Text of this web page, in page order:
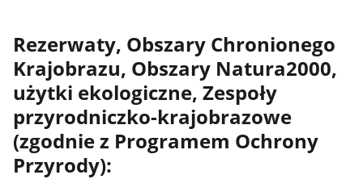
Rezerwaty, Obszary Chronionego
Krajobrazu, Obszary Natura2000,
użytki ekologiczne, Zespoły
przyrodniczko-krajobrazowe
(zgodnie z Programem Ochrony
Przyrody):